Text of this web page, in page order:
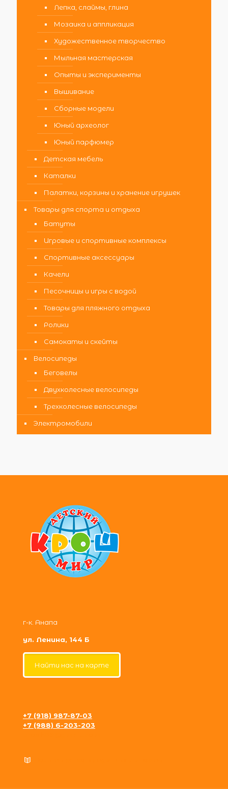
Лепка, слаймы, глина
Мозаика и аппликация
Художественное творчество
Мыльная мастерская
Опыты и эксперименты
Вышивание
Сборные модели
Юный археолог
Юный парфюмер
Детская мебель
Каталки
Палатки, корзины и хранение игрушек
Товары для спорта и отдыха
Батуты
Игровые и спортивные комплексы
Спортивные аксессуары
Качели
Песочницы и игры с водой
Товары для пляжного отдыха
Ролики
Самокаты и скейты
Велосипеды
Беговелы
Двухколесные велосипеды
Трехколесные велосипеды
Электромобили
г-к. Анапа
ул. Ленина, 144 Б
Найти нас на карте
+7 (918) 987-87-03
+7 (988) 6-203-203